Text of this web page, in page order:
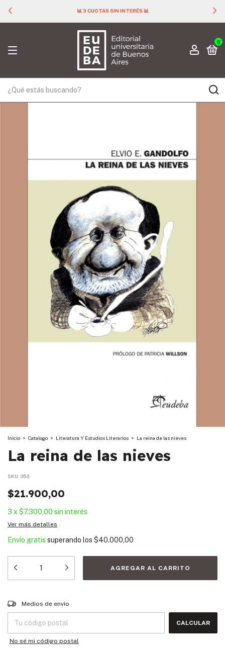
📊 3 CUOTAS SIN INTERÉS 📊
0
Inicio > Catalogo > Literatura Y Estudios Literarios > La reina de las nieves
La reina de las nieves
SKU: 353
$21.900,00
3 x$7.300,00 sin interés
Ver más detalles
Envío gratis superando los $40.000,00
Entregas para el CP:
Medios de envío
CALCULAR
No sé mi código postal